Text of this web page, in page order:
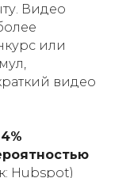
Видео
или
видео
Hubspot)